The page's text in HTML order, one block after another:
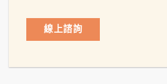
線上諮詢